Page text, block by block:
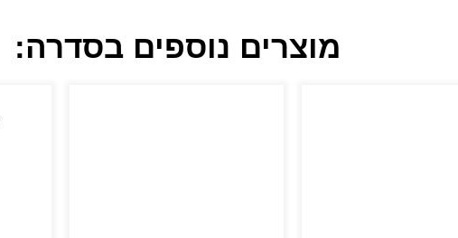
מוצרים נוספים בסדרה: